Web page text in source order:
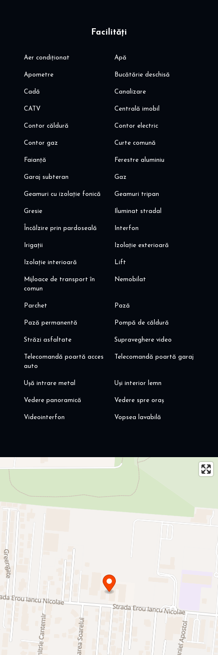
Facilități
Aer condiționat Apă
Apometre Bucătărie deschisă
Cadă Canalizare
CATV Centrală imobil
Contor căldură Contor electric
Contor gaz Curte comună
Faianță Ferestre aluminiu
Garaj subteran Gaz
Geamuri cu izolație fonică Geamuri tripan
Gresie Iluminat stradal
Încălzire prin pardoseală Interfon
Irigații Izolație exterioară
Izolație interioară Lift
Mijloace de transport în
comun
Nemobilat
Parchet Pază
Pază permanentă Pompă de căldură
Străzi asfaltate Supraveghere video
Telecomandă poartă acces
auto
Telecomandă poartă garaj
Ușă intrare metal Uși interior lemn
Vedere panoramică Vedere spre oraș
Videointerfon Vopsea lavabilă